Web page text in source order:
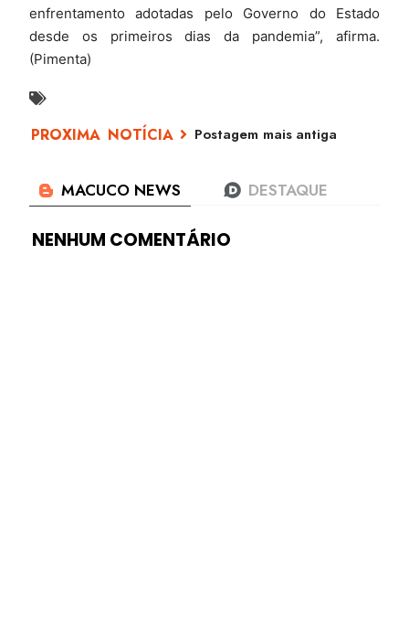
enfrentamento adotadas pelo Governo do Estado
desde os primeiros dias da pandemia”, afirma.
(Pimenta)
Postagem mais antiga
NENHUM COMENTÁRIO